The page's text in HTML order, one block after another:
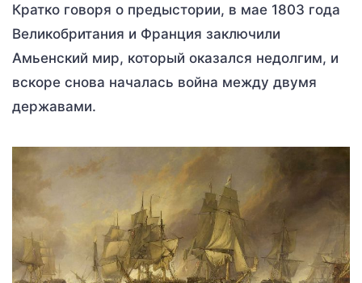
Кратко говоря о предыстории, в мае 1803 года
Великобритания и Франция заключили
Амьенский мир, который оказался недолгим, и
вскоре снова началась война между двумя
державами.